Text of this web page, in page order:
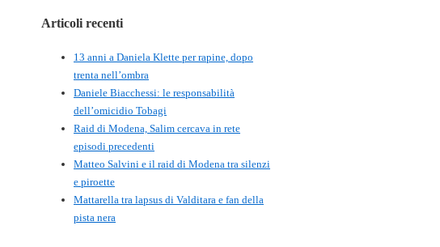
Articoli recenti
13 anni a Daniela Klette per rapine, dopo
trenta nell’ombra
Daniele Biacchessi: le responsabilità
dell’omicidio Tobagi
Raid di Modena, Salim cercava in rete
episodi precedenti
Matteo Salvini e il raid di Modena tra silenzi
e piroette
Mattarella tra lapsus di Valditara e fan della
pista nera